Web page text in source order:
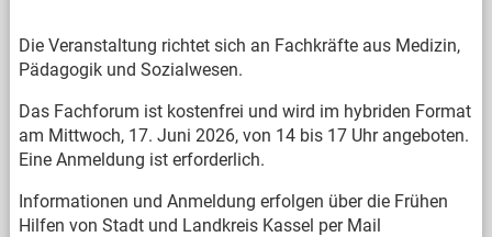
Die Veranstaltung richtet sich an Fachkräfte aus Medizin,
Pädagogik und Sozialwesen.
Das Fachforum ist kostenfrei und wird im hybriden Format
am Mittwoch, 17. Juni 2026, von 14 bis 17 Uhr angeboten.
Eine Anmeldung ist erforderlich.
Informationen und Anmeldung erfolgen über die Frühen
Hilfen von Stadt und Landkreis Kassel per Mail